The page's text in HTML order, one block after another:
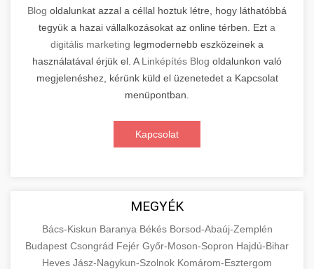
Blog oldalunkat azzal a céllal hoztuk létre, hogy láthatóbbá
tegyük a hazai vállalkozásokat az online térben. Ezt a
digitális marketing legmodernebb eszközeinek a
használatával érjük el. A Linképítés Blog oldalunkon való
megjelenéshez, kérünk küld el üzenetedet a Kapcsolat
menüpontban.
Kapcsolat
MEGYÉK
Bács-Kiskun Baranya Békés Borsod-Abaúj-Zemplén
Budapest Csongrád Fejér Győr-Moson-Sopron Hajdú-Bihar
Heves Jász-Nagykun-Szolnok Komárom-Esztergom